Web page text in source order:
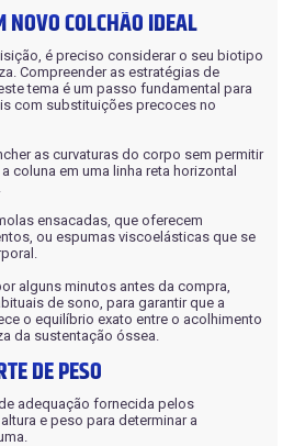
NOVO COLCHÃO IDEAL
é preciso considerar o seu biotipo
Compreender as estratégias de
tema é um passo fundamental para
com substituições precoces no
as curvaturas do corpo sem permitir
coluna em uma linha reta horizontal
ensacadas, que oferecem
ou espumas viscoelásticas que se
alguns minutos antes da compra,
de sono, para garantir que a
o equilíbrio exato entre o acolhimento
da sustentação óssea.
DE PESO
adequação fornecida pelos
e peso para determinar a